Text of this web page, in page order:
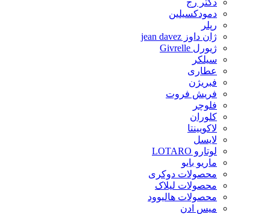
دکتر رج
دمودکسیلین
رپلر
ژان داوز jean davez
ژیورل Givrelle
سیلکر
عطاری
فبریژن
فریش فروت
فلوچر
کلوران
لاکویینتا
لایسل
لوتارو LOTARO
ماریو بایو
محصولات دوکری
محصولات لیلاک
محصولات هالیوود
میس ادن